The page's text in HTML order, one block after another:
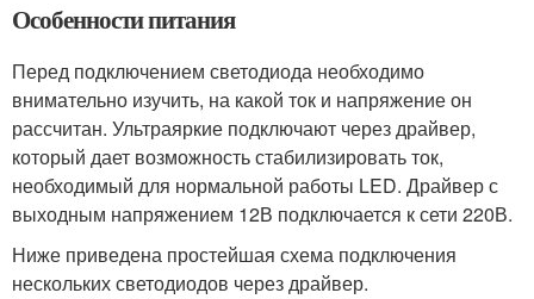
Особенности питания
Перед подключением светодиода необходимо
внимательно изучить, на какой ток и напряжение он
рассчитан. Ультраяркие подключают через драйвер,
который дает возможность стабилизировать ток,
необходимый для нормальной работы LED. Драйвер с
выходным напряжением 12В подключается к сети 220В.
Ниже приведена простейшая схема подключения
нескольких светодиодов через драйвер.